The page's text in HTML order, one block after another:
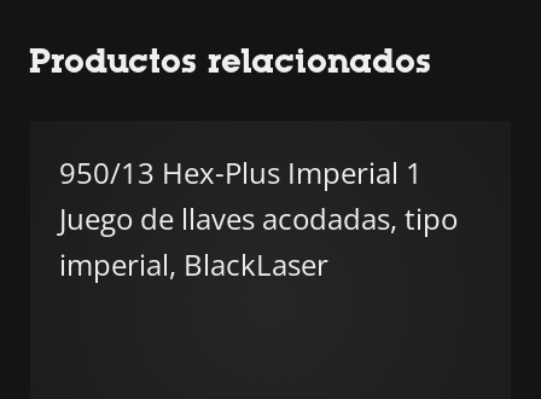
Productos relacionados
950/13 Hex-Plus Imperial 1
Juego de llaves acodadas, tipo
imperial, BlackLaser